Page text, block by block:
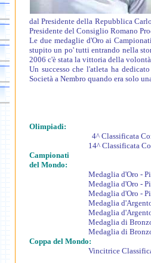
dal Presidente della Repubblica
Presidente del Consiglio Romano
Le due medaglie d'Oro ai
stupito un po' tutti entrando nella
2006 c'è stata la vittoria della
Un successo che l'atleta ha
Società a Nembro quando era solo
Olimpiadi:
4^ Classificata Corsa a
14^ Classificata Corsa a
Campionati
del Mondo:
Medaglia d'Oro - Pista
Medaglia d'Oro - Pista
Medaglia d'Oro - Pista
Medaglia d'Argento - Pista
Medaglia d'Argento - Pista
Medaglia di Bronzo - Pista
Medaglia di Bronzo - Pista
Coppa del Mondo:
Vincitrice Classifica Coppa